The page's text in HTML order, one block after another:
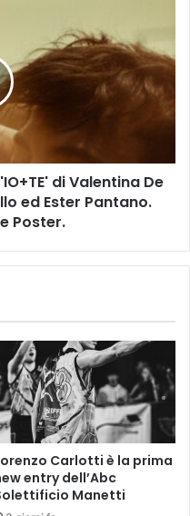
di Valentina De
ed Ester Pantano.
Poster.
Carlotti è la prima
entry dell’Abc
Manetti